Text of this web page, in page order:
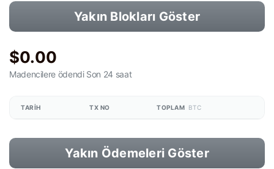
Yakın Blokları Göster
$0.00
Madencilere ödendi Son 24 saat
TARIH TX NO TOPLAM BTC
Yakın Ödemeleri Göster